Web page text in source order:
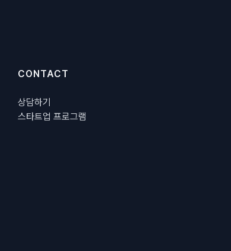
CONTACT
상담하기
스타트업 프로그램